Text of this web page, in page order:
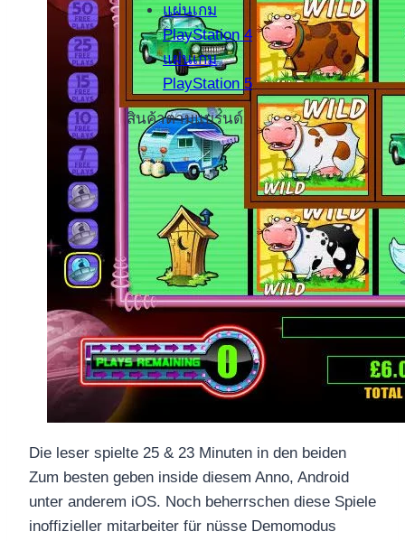
แผ่นเกม
PlayStation 4
แผ่นเกม
PlayStation 5
สินค้าตามแบรนด์
Die leser spielte 25 & 23 Minuten in den beiden
Zum besten geben inside diesem Anno, Android
unter anderem iOS. Noch beherrschen diese Spiele
inoffizieller mitarbeiter für nüsse Demomodus